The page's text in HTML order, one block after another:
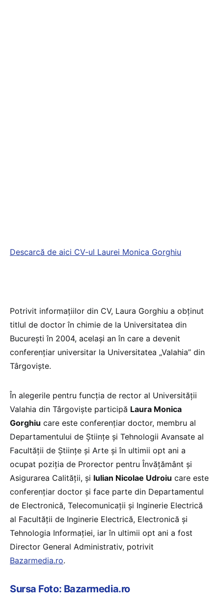
Descarcă de aici CV-ul Laurei Monica Gorghiu
Potrivit informațiilor din CV, Laura Gorghiu a obținut
titlul de doctor în chimie de la Universitatea din
București în 2004, același an în care a devenit
conferenţiar universitar la Universitatea „Valahia” din
Târgovişte.
În alegerile pentru funcția de rector al Universității
Valahia din Târgoviște participă Laura Monica
Gorghiu care este conferențiar doctor, membru al
Departamentului de Științe și Tehnologii Avansate al
Facultății de Științe și Arte și în ultimii opt ani a
ocupat poziția de Prorector pentru Învățământ și
Asigurarea Calității, și Iulian Nicolae Udroiu care este
conferențiar doctor și face parte din Departamentul
de Electronică, Telecomunicații și Inginerie Electrică
al Facultății de Inginerie Electrică, Electronică și
Tehnologia Informației, iar în ultimii opt ani a fost
Director General Administrativ, potrivit
Bazarmedia.ro.
Sursa Foto: Bazarmedia.ro